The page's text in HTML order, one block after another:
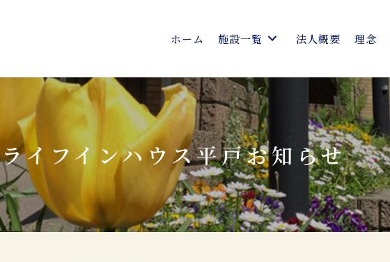
ホーム 施設一覧 法人概要 理念
ライフインハウス平戸お知らせ